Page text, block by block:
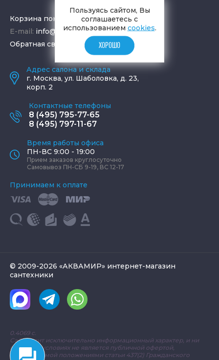
Корзина покупок
E-mail: info@aquamir.ru
Обратная связь
Адрес салона и склада
г. Москва, ул. Шаболовка, д. 23,
корп. 2
Контактные телефоны
8 (495) 795-77-65
8 (495) 797-11-67
Время работы офиса
ПН-ВС 9:00 - 19:00
Прием заказов круглосуточно
Самовывоз ПН-СБ 9-19, ВС 12-17
Принимаем к оплате
© 2009-2026 «АКВАМИР» интернет-магазин
сантехники
0.4069 с.
Сайт носит исключительно информационный характер, и ни
при каких условиях не является публичной офертой,
определяемой положениями статьи 437(2) Гражданского
Пользуясь сайтом, Вы
соглашаетесь с
использованием cookies.
ХОРОШО